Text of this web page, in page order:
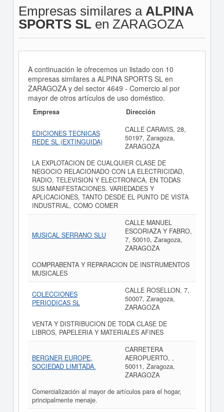
Empresas similares a ALPINA
SPORTS SL en ZARAGOZA
A continuación le ofrecemos un listado con 10
empresas similares a ALPINA SPORTS SL en
ZARAGOZA y del sector 4649 - Comercio al por
mayor de otros artículos de uso doméstico.
Empresa Dirección
EDICIONES TECNICAS
REDE SL (EXTINGUIDA)
CALLE CARAVIS, 28,
50197, Zaragoza,
ZARAGOZA
LA EXPLOTACION DE CUALQUIER CLASE DE
NEGOCIO RELACIONADO CON LA ELECTRICIDAD,
RADIO, TELEVISION Y ELECTRONICA, EN TODAS
SUS MANIFESTACIONES. VARIEDADES Y
APLICACIONES, TANTO DESDE EL PUNTO DE VISTA
INDUSTRIAL, COMO COMER
MUSICAL SERRANO SLU
CALLE MANUEL
ESCORIAZA Y FABRO,
7, 50010, Zaragoza,
ZARAGOZA
COMPRABENTA Y REPARACION DE INSTRUMENTOS
MUSICALES
COLECCIONES
PERIODICAS SL
CALLE ROSELLON, 7,
50007, Zaragoza,
ZARAGOZA
VENTA Y DISTRIBUCION DE TODA CLASE DE
LIBROS, PAPELERIA Y MATERIALES AFINES
BERGNER EUROPE,
SOCIEDAD LIMITADA.
CARRETERA
AEROPUERTO, ,
50011, Zaragoza,
ZARAGOZA
Comercialización al mayor de artículos para el hogar,
principalmente menaje.